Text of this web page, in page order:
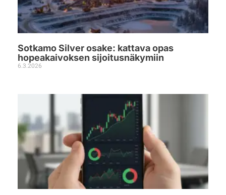
Sotkamo Silver osake: kattava opas
hopeakaivoksen sijoitusnäkymiin
6.3.2026